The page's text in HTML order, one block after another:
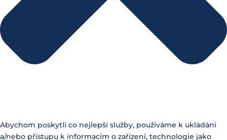
Abychom poskytli co nejlepší služby, používáme k ukládání
a/nebo přístupu k informacím o zařízení, technologie jako